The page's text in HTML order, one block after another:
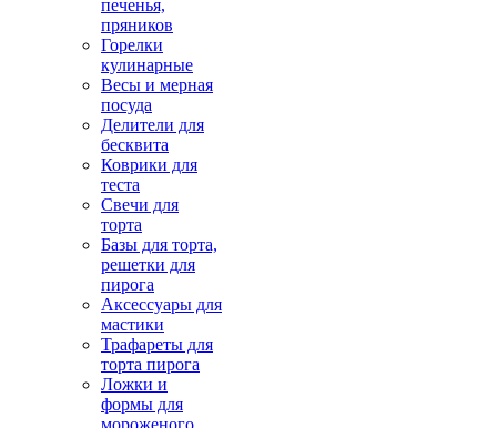
печенья,
пряников
Горелки
кулинарные
Весы и мерная
посуда
Делители для
бесквита
Коврики для
теста
Свечи для
торта
Базы для торта,
решетки для
пирога
Аксессуары для
мастики
Трафареты для
торта пирога
Ложки и
формы для
мороженого